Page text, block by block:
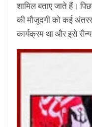
शामिल बताए जाते हैं।
की मौजूदगी को कई
कार्यक्रम था और इसे